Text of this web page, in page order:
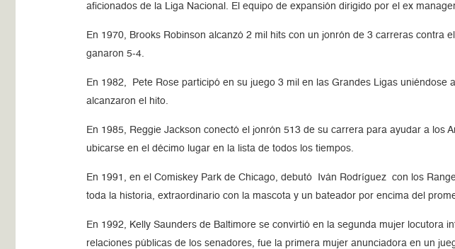
aficionados de la Liga Nacional. El equipo de expansión dirigido por el ex
En 1970, Brooks Robinson alcanzó 2 mil hits con un jonrón de 3 carreras contra
ganaron 5-4.
En 1982, Pete Rose participó en su juego 3 mil en las Grandes Ligas
alcanzaron el hito.
En 1985, Reggie Jackson conectó el jonrón 513 de su carrera para ayudar a los
ubicarse en el décimo lugar en la lista de todos los tiempos.
En 1991, en el Comiskey Park de Chicago, debutó Iván Rodríguez con los
toda la historia, extraordinario con la mascota y un bateador por encima del
En 1992, Kelly Saunders de Baltimore se convirtió en la segunda mujer locutora
relaciones públicas de los senadores, fue la primera mujer anunciadora en un